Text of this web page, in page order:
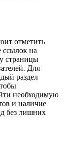
отметить
на
страницы
Для
раздел
необходимую
и наличие
без лишних